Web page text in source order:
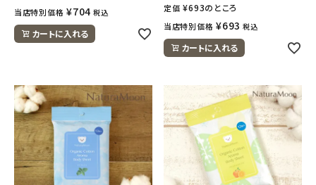
当店特別価格 ¥704 税込
カートに入れる
定価 ¥693のところ
当店特別価格 ¥693 税込
カートに入れる